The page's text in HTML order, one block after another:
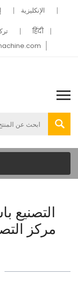
الإنكليزية
हिंदी
التصنيع
مركز